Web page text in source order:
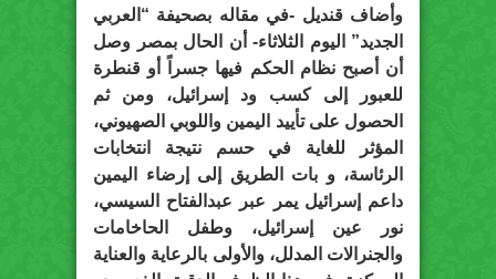
وأضاف قنديل -في مقاله بصحيفة “العربي
الجديد” اليوم الثلاثاء- أن الحال بمصر وصل
أن أصبح نظام الحكم فيها جسراً أو قنطرة
للعبور إلى كسب ود إسرائيل، ومن ثم
الحصول على تأييد اليمين واللوبي الصهيوني،
المؤثر للغاية في حسم نتيجة انتخابات
الرئاسة، و بات الطريق إلى إرضاء اليمين
داعم إسرائيل يمر عبر عبدالفتاح السيسي،
نور عين إسرائيل، وطفل الحاخامات
والجنرالات المدلل، والأولى بالرعاية والعناية